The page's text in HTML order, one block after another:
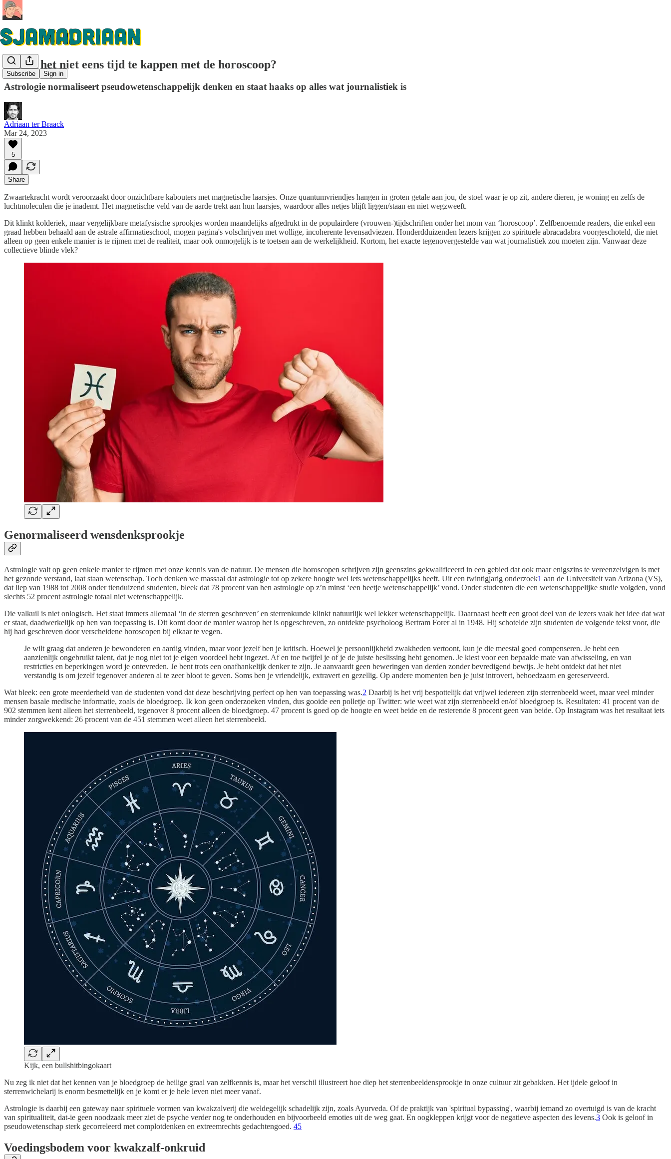
Subscribe Sign in
Wordt het niet eens tijd te kappen met de horoscoop?
Astrologie normaliseert pseudowetenschappelijk denken en staat haaks op alles wat journalistiek is
Adriaan ter Braack
Mar 24, 2023
5
Share
Zwaartekracht wordt veroorzaakt door onzichtbare kabouters met magnetische laarsjes. Onze quantumvriendjes hangen in groten getale aan jou, de stoel waar je op zit, andere dieren, je woning en zelfs de
luchtmoleculen die je inademt. Het magnetische veld van de aarde trekt aan hun laarsjes, waardoor alles netjes blijft liggen/staan en niet wegzweeft.
Dit klinkt kolderiek, maar vergelijkbare metafysische sprookjes worden maandelijks afgedrukt in de populairdere (vrouwen-)tijdschriften onder het mom van ‘horoscoop’. Zelfbenoemde readers, die enkel een
graad hebben behaald aan de astrale affirmatieschool, mogen pagina's volschrijven met wollige, incoherente levensadviezen. Honderdduizenden lezers krijgen zo spirituele abracadabra voorgeschoteld, die niet
alleen op geen enkele manier is te rijmen met de realiteit, maar ook onmogelijk is te toetsen aan de werkelijkheid. Kortom, het exacte tegenovergestelde van wat journalistiek zou moeten zijn. Vanwaar deze
collectieve blinde vlek?
Genormaliseerd wensdenksprookje
Astrologie valt op geen enkele manier te rijmen met onze kennis van de natuur. De mensen die horoscopen schrijven zijn geenszins gekwalificeerd in een gebied dat ook maar enigszins te vereenzelvigen is met
het gezonde verstand, laat staan wetenschap. Toch denken we massaal dat astrologie tot op zekere hoogte wel iets wetenschappelijks heeft. Uit een twintigjarig onderzoek1 aan de Universiteit van Arizona (VS),
dat liep van 1988 tot 2008 onder tienduizend studenten, bleek dat 78 procent van hen astrologie op z’n minst ‘een beetje wetenschappelijk’ vond. Onder studenten die een wetenschappelijke studie volgden, vond
slechts 52 procent astrologie totaal niet wetenschappelijk.
Die valkuil is niet onlogisch. Het staat immers allemaal ‘in de sterren geschreven’ en sterrenkunde klinkt natuurlijk wel lekker wetenschappelijk. Daarnaast heeft een groot deel van de lezers vaak het idee dat wat
er staat, daadwerkelijk op hen van toepassing is. Dit komt door de manier waarop het is opgeschreven, zo ontdekte psycholoog Bertram Forer al in 1948. Hij schotelde zijn studenten de volgende tekst voor, die
hij had geschreven door verscheidene horoscopen bij elkaar te vegen.
Je wilt graag dat anderen je bewonderen en aardig vinden, maar voor jezelf ben je kritisch. Hoewel je persoonlijkheid zwakheden vertoont, kun je die meestal goed compenseren. Je hebt een
aanzienlijk ongebruikt talent, dat je nog niet tot je eigen voordeel hebt ingezet. Af en toe twijfel je of je de juiste beslissing hebt genomen. Je kiest voor een bepaalde mate van afwisseling, en van
restricties en beperkingen word je ontevreden. Je bent trots een onafhankelijk denker te zijn. Je aanvaardt geen beweringen van derden zonder bevredigend bewijs. Je hebt ontdekt dat het niet
verstandig is om jezelf tegenover anderen al te zeer bloot te geven. Soms ben je vriendelijk, extravert en gezellig. Op andere momenten ben je juist introvert, behoedzaam en gereserveerd.
Wat bleek: een grote meerderheid van de studenten vond dat deze beschrijving perfect op hen van toepassing was.2 Daarbij is het vrij bespottelijk dat vrijwel iedereen zijn sterrenbeeld weet, maar veel minder
mensen basale medische informatie, zoals de bloedgroep. Ik kon geen onderzoeken vinden, dus gooide een polletje op Twitter: wie weet wat zijn sterrenbeeld en/of bloedgroep is. Resultaten: 41 procent van de
902 stemmen kent alleen het sterrenbeeld, tegenover 8 procent alleen de bloedgroep. 47 procent is goed op de hoogte en weet beide en de resterende 8 procent geen van beide. Op Instagram was het resultaat iets
minder zorgwekkend: 26 procent van de 451 stemmen weet alleen het sterrenbeeld.
Kijk, een bullshitbingokaart
Nu zeg ik niet dat het kennen van je bloedgroep de heilige graal van zelfkennis is, maar het verschil illustreert hoe diep het sterrenbeeldensprookje in onze cultuur zit gebakken. Het ijdele geloof in
sterrenwichelarij is enorm besmettelijk en je komt er je hele leven niet meer vanaf.
Astrologie is daarbij een gateway naar spirituele vormen van kwakzalverij die weldegelijk schadelijk zijn, zoals Ayurveda. Of de praktijk van 'spiritual bypassing', waarbij iemand zo overtuigd is van de kracht
van spiritualiteit, dat-ie geen noodzaak meer ziet de psyche verder nog te onderhouden en bijvoorbeeld emoties uit de weg gaat. En oogkleppen krijgt voor de negatieve aspecten des levens.3 Ook is geloof in
pseudowetenschap sterk gecorreleerd met complotdenken en extreemrechts gedachtengoed. 45
Voedingsbodem voor kwakzalf-onkruid